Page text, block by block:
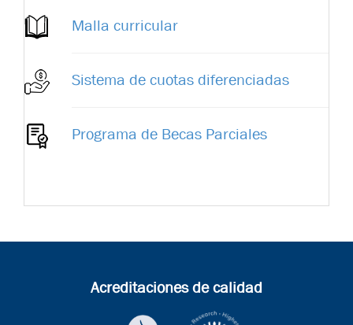
Malla curricular
Sistema de cuotas diferenciadas
Programa de Becas Parciales
Acreditaciones de calidad